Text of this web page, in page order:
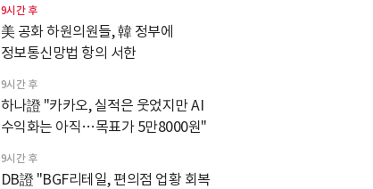
9시간 후
美 공화 하원의원들, 韓 정부에
정보통신망법 항의 서한
9시간 후
하나證 "카카오, 실적은 웃었지만 AI
수익화는 아직…목표가 5만8000원"
9시간 후
DB證 "BGF리테일, 편의점 업황 회복